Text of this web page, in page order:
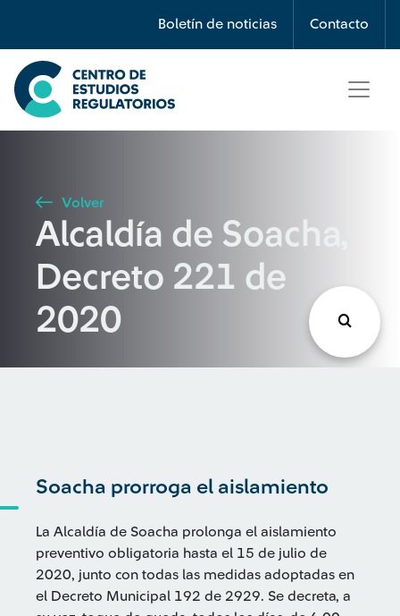
Boletín de noticias Contacto
Búsqueda
Seleccione país
Buscar
Volver
Alcaldía de Soacha,
Decreto 221 de
2020
Soacha prorroga el aislamiento
La Alcaldía de Soacha prolonga el aislamiento
preventivo obligatoria hasta el 15 de julio de
2020, junto con todas las medidas adoptadas en
el Decreto Municipal 192 de 2929. Se decreta, a